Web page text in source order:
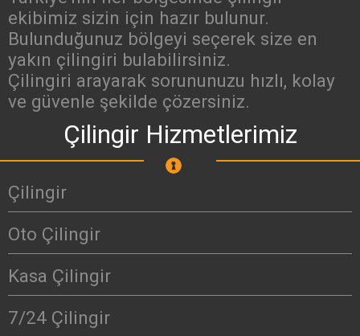
ekibimiz sizin için hazır bulunur.
Bulunduğunuz bölgeyi seçerek size en
yakın çilingiri bulabilirsiniz.
Çilingiri arayarak sorununuzu hızlı, kolay
ve güvenle şekilde çözersiniz.
Çilingir Hizmetlerimiz
Çilingir
Oto Çilingir
Kasa Çilingir
7/24 Çilingir